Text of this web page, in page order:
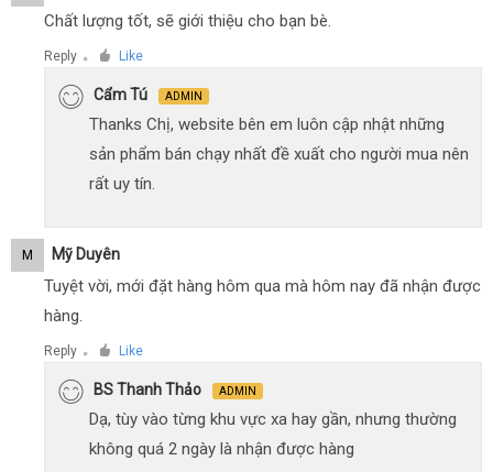
Chất lượng tốt, sẽ giới thiệu cho bạn bè.
Reply ● Like
Cẩm Tú ADMIN
Thanks Chị, website bên em luôn cập nhật những
sản phẩm bán chạy nhất đề xuất cho người mua nên
rất uy tín.
M Mỹ Duyên
Tuyệt vời, mới đặt hàng hôm qua mà hôm nay đã nhận được
hàng.
Reply ● Like
BS Thanh Thảo ADMIN
Dạ, tùy vào từng khu vực xa hay gần, nhưng thường
không quá 2 ngày là nhận được hàng